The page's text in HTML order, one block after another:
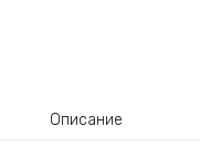
Описание